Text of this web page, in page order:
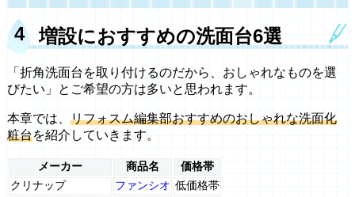
増設におすすめの洗面台6選
「折角洗面台を取り付けるのだから、おしゃれなものを選
びたい」とご希望の方は多いと思われます。
本章では、 リフォスム編集部おすすめのおしゃれな洗面化
粧台を紹介していきます。
メーカー 商品名
価格帯
クリナップ
ファンシオ 低価格帯